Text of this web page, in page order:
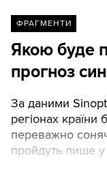
ФРАГМЕНТИ
Якою буде
прогноз
За даними
регіонах
переважно
пройдуть лише у